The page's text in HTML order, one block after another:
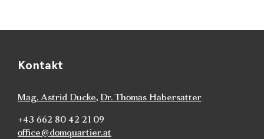
Kontakt
Mag. Astrid Ducke, Dr. Thomas Habersatter
+43 662 80 42 21 09
office@domquartier.at